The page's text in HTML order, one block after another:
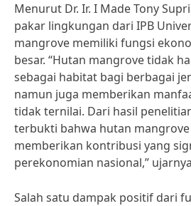
Menurut Dr. Ir. I Made Tony
pakar lingkungan dari IPB
mangrove memiliki fungsi
besar. “Hutan mangrove tidak
sebagai habitat bagi berbagai
namun juga memberikan
tidak ternilai. Dari hasil
terbukti bahwa hutan
memberikan kontribusi yang
perekonomian nasional,”
Salah satu dampak positif dari